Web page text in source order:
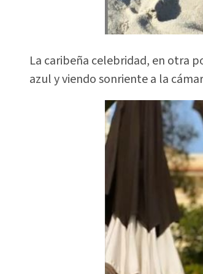
La caribeña celebridad, en otra
azul y viendo sonriente a la